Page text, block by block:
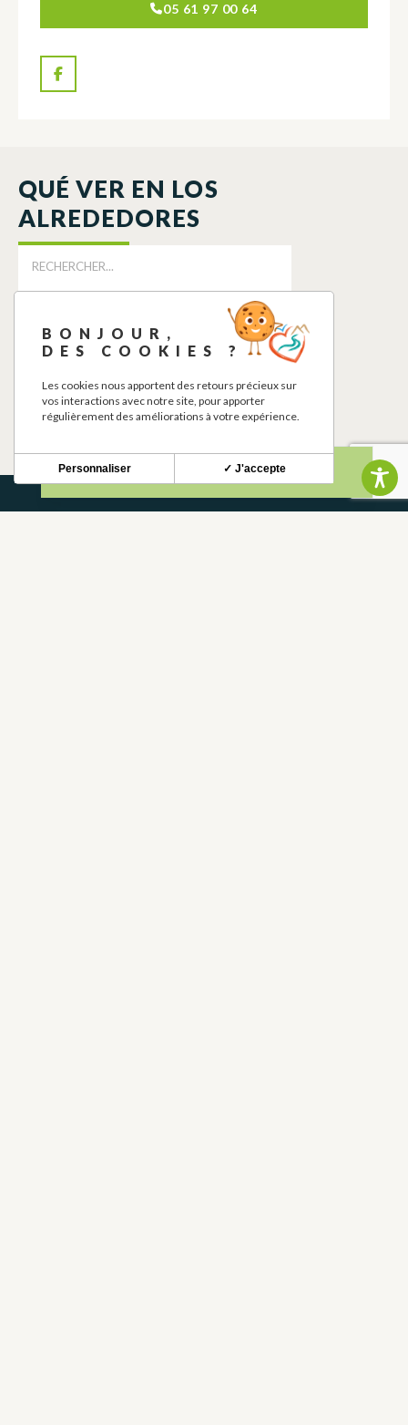
05 61 97 00 64
QUÉ VER EN LOS
ALREDEDORES
GÎTE DE LAURIOL
COULADERE
BONJOUR,
DES COOKIES ?
Les cookies nous apportent des retours précieux sur
vos interactions avec notre site, pour apporter
régulièrement des améliorations à votre expérience.
✓ J'accepte
Personnaliser